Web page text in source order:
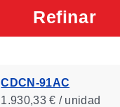
Refinar
CDCN-91AC
1.930,33 € / unidad